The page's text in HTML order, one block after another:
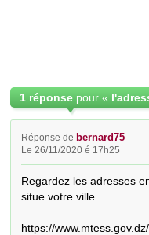
1 réponse pour «
Réponse de bernard75
Le 26/11/2020 é 17h25
Regardez les adresses
situe votre ville.
https://